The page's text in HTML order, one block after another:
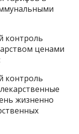
контроль
ценами
контроль
жизненно